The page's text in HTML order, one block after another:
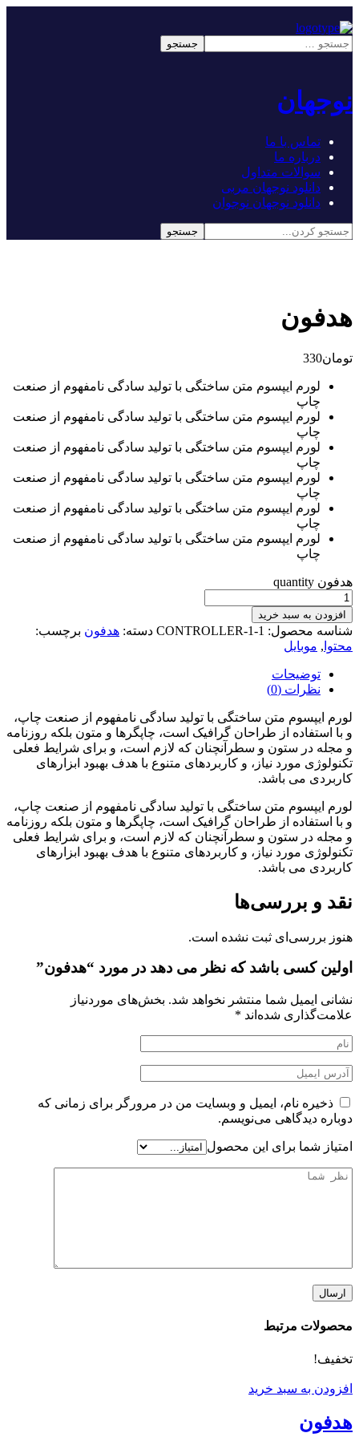
نوجهان
تماس با ما
درباره ما
سوالات متداول
دانلود نوجهان مربی
دانلود نوجهان نوجوان
هدفون
تومان330
لورم ایپسوم متن ساختگی با تولید سادگی نامفهوم از صنعت
چاپ
لورم ایپسوم متن ساختگی با تولید سادگی نامفهوم از صنعت
چاپ
لورم ایپسوم متن ساختگی با تولید سادگی نامفهوم از صنعت
چاپ
لورم ایپسوم متن ساختگی با تولید سادگی نامفهوم از صنعت
چاپ
لورم ایپسوم متن ساختگی با تولید سادگی نامفهوم از صنعت
چاپ
لورم ایپسوم متن ساختگی با تولید سادگی نامفهوم از صنعت
چاپ
هدفون quantity
افزودن به سبد خرید
شناسه محصول: CONTROLLER-1-1 دسته: هدفون برچسب:
محتوا , موبایل
توضیحات
نظرات (0)
لورم ایپسوم متن ساختگی با تولید سادگی نامفهوم از صنعت چاپ،
و با استفاده از طراحان گرافیک است، چاپگرها و متون بلکه روزنامه
و مجله در ستون و سطرآنچنان که لازم است، و برای شرایط فعلی
تکنولوژی مورد نیاز، و کاربردهای متنوع با هدف بهبود ابزارهای
کاربردی می باشد.
لورم ایپسوم متن ساختگی با تولید سادگی نامفهوم از صنعت چاپ،
و با استفاده از طراحان گرافیک است، چاپگرها و متون بلکه روزنامه
و مجله در ستون و سطرآنچنان که لازم است، و برای شرایط فعلی
تکنولوژی مورد نیاز، و کاربردهای متنوع با هدف بهبود ابزارهای
کاربردی می باشد.
نقد و بررسی‌ها
هنوز بررسی‌ای ثبت نشده است.
اولین کسی باشد که نظر می دهد در مورد “هدفون”
نشانی ایمیل شما منتشر نخواهد شد. بخش‌های موردنیاز
علامت‌گذاری شده‌اند *
ذخیره نام، ایمیل و وبسایت من در مرورگر برای زمانی که
دوباره دیدگاهی می‌نویسم.
امتیاز شما برای این محصول
محصولات مرتبط
تخفیف!
افزودن به سبد خرید
هدفون